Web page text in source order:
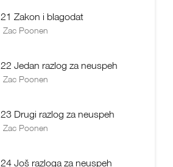
21 Zakon i blagodat
Zac Poonen
22 Jedan razlog za neuspeh
Zac Poonen
23 Drugi razlog za neuspeh
Zac Poonen
24 Još razloga za neuspeh